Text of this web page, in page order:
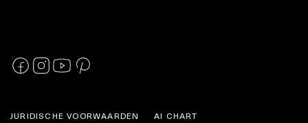
JURIDISCHE VOORWAARDEN AI CHART